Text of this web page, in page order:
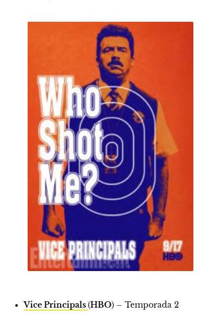
Vice Principals (HBO) – Temporada 2